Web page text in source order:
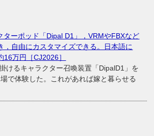
ターポッド「Dipal D1」，VRMやFBXなど
，自由にカスタマイズできる。日本語に
16万円［CJ2026］
けるキャラクター召喚装置「DipalD1」を
で体験した。これがあれば嫁と暮らせる